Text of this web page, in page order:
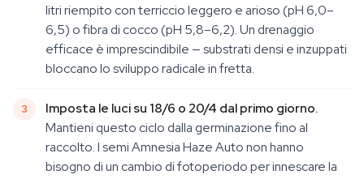
litri riempito con terriccio leggero e arioso (pH 6,0–
6,5) o fibra di cocco (pH 5,8–6,2). Un drenaggio
efficace è imprescindibile — substrati densi e inzuppati
bloccano lo sviluppo radicale in fretta.
Imposta le luci su 18/6 o 20/4 dal primo giorno.
Mantieni questo ciclo dalla germinazione fino al
raccolto. I semi Amnesia Haze Auto non hanno
bisogno di un cambio di fotoperiodo per innescare la